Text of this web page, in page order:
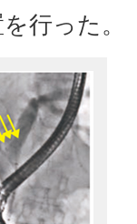
行った。